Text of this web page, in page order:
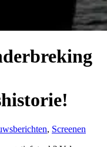
, Screenen